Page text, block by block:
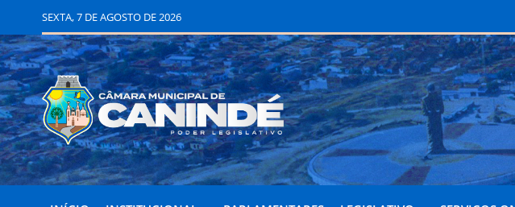
SEXTA, 7 DE AGOSTO DE 2026